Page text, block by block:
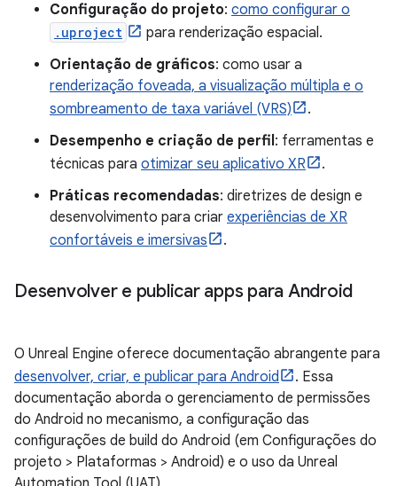
Configuração do projeto: como configurar o
.uproject
para renderização espacial.
Orientação de gráficos: como usar a
renderização foveada, a visualização múltipla e o
sombreamento de taxa variável (VRS)
.
Desempenho e criação de perfil: ferramentas e
técnicas para otimizar seu aplicativo XR
.
Práticas recomendadas: diretrizes de design e
desenvolvimento para criar experiências de XR
confortáveis e imersivas
.
Desenvolver e publicar apps para Android
O Unreal Engine oferece documentação abrangente para
desenvolver, criar, e publicar para Android
. Essa
documentação aborda o gerenciamento de permissões
do Android no mecanismo, a configuração das
configurações de build do Android (em Configurações do
projeto > Plataformas > Android) e o uso da Unreal